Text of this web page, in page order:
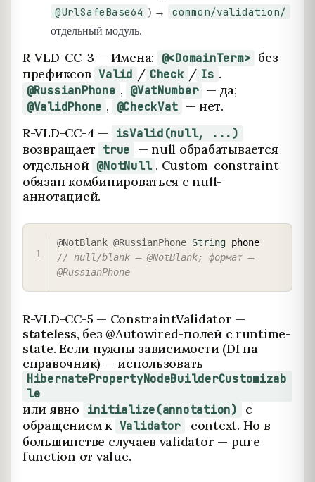
@UrlSafeBase64 ) → common/validation/
отдельный модуль.
R-VLD-CC-3 — Имена: @<DomainTerm> без
префиксов Valid / Check / Is .
@RussianPhone , @VatNumber — да;
@ValidPhone , @CheckVat — нет.
R-VLD-CC-4 —
isValid(null, ...)
возвращает true
— null обрабатывается
отдельной @NotNull . Custom-constraint
обязан комбинироваться с null-
аннотацией.
@NotBlank @RussianPhone String
// null/blank — @NotBlank; формат —
@RussianPhone
R-VLD-CC-5 — ConstraintValidator —
stateless, без @Autowired-полей с runtime-
state. Если нужны зависимости (DI на
справочник) — использовать
HibernatePropertyNodeBuilderCustomizab
le
или явно initialize(annotation)
с
обращением к Validator -context. Но в
большинстве случаев validator — pure
function от value.